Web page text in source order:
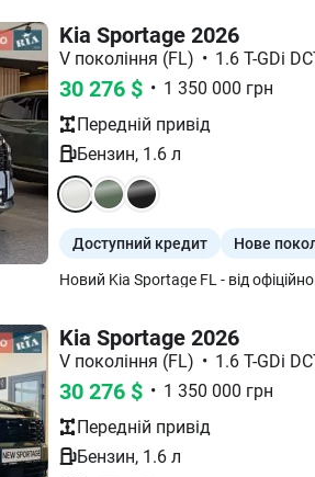
Kia Sportage 2026
V покоління (FL) • 1.6 T-GDi
30 276 $ • 1 350 000 грн
Передній привід
Бензин, 1.6 л
Доступний кредит Нове
Kia Sportage 2026
V покоління (FL) • 1.6 T-GDi
30 276 $ • 1 350 000 грн
Передній привід
Бензин, 1.6 л